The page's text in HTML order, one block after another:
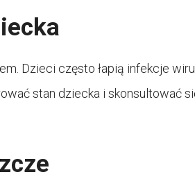
Dzieci często łapią infekcje
stan dziecka i skonsultować